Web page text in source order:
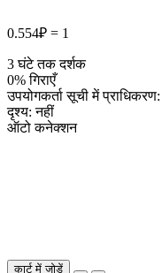
0.554₽ = 1
3 घंटे तक दर्शक
0% गिराएँ
उपयोगकर्ता सूची में प्राधिकरण:
दृश्य: नहीं
ऑटो कनेक्शन
कार्ट में जोड़ें